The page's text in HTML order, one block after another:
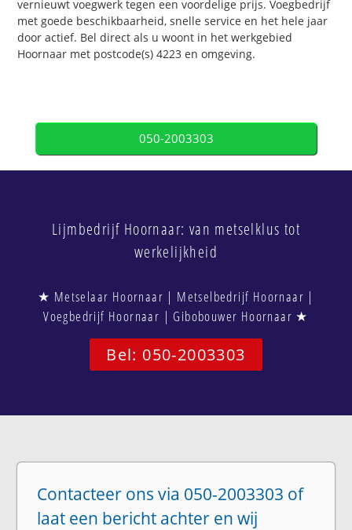
vernieuwt voegwerk tegen een voordelige prijs. Voegbedrijf
met goede beschikbaarheid, snelle service en het hele jaar
door actief. Bel direct als u woont in het werkgebied
Hoornaar met postcode(s) 4223 en omgeving.
050-2003303
Lijmbedrijf Hoornaar: van metselklus tot
werkelijkheid
★ Metselaar Hoornaar | Metselbedrijf Hoornaar |
Voegbedrijf Hoornaar | Gibobouwer Hoornaar ★
Bel: 050-2003303
Contacteer ons via 050-2003303 of
laat een bericht achter en wij